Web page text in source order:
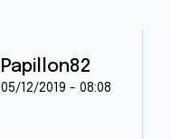
Papillon82
05/12/2019 - 08:08